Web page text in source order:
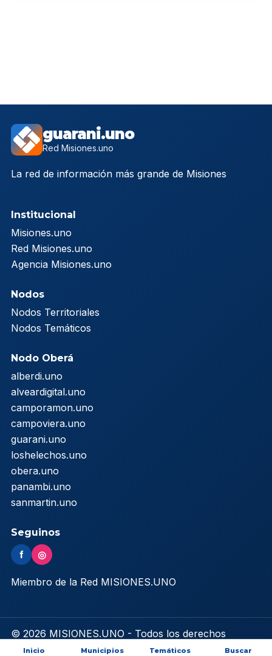
guarani.uno
Red Misiones.uno
La red de información más grande de Misiones
Institucional
Misiones.uno
Red Misiones.uno
Agencia Misiones.uno
Nodos
Nodos Territoriales
Nodos Temáticos
Nodo Oberá
alberdi.uno
alveardigital.uno
camporamon.uno
campoviera.uno
guarani.uno
loshelechos.uno
obera.uno
panambi.uno
sanmartin.uno
Seguinos
f ◎
Miembro de la Red MISIONES.UNO
© 2026 MISIONES.UNO - Todos los derechos
reservados
Inicio Municipios Temáticos Buscar